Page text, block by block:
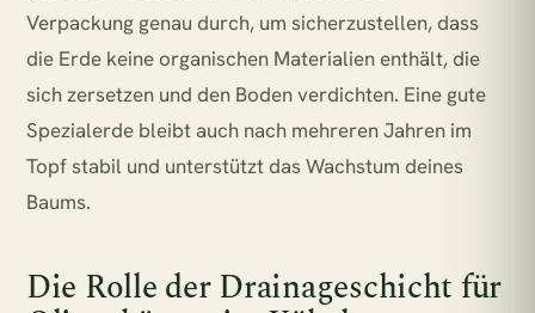
Verpackung genau durch, um sicherzustellen, dass
die Erde keine organischen Materialien enthält, die
sich zersetzen und den Boden verdichten. Eine gute
Spezialerde bleibt auch nach mehreren Jahren im
Topf stabil und unterstützt das Wachstum deines
Baums.
Die Rolle der Drainageschicht für